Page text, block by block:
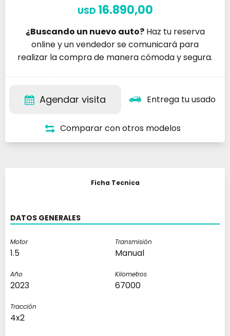
USD 16.890,00
¿Buscando un nuevo auto?Haz tu reserva
online y un vendedor se comunicará para
realizar la compra de manera cómoda y segura.
Entrega tu usado
Agendar visita
Comparar con otros modelos
Ficha Tecnica
DATOS GENERALES
Motor
1.5
Transmisión
Manual
Año
2023
Kilometros
67000
Tracción
4x2